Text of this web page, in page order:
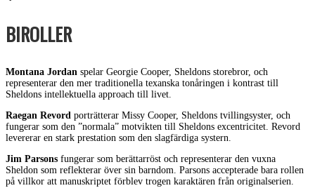
BIROLLER
Montana Jordan spelar Georgie Cooper, Sheldons storebror, och
representerar den mer traditionella texanska tonåringen i kontrast till
Sheldons intellektuella approach till livet.
Raegan Revord porträtterar Missy Cooper, Sheldons tvillingsyster, och
fungerar som den ”normala” motvikten till Sheldons excentricitet. Revord
levererar en stark prestation som den slagfärdiga systern.
Jim Parsons fungerar som berättarröst och representerar den vuxna
Sheldon som reflekterar över sin barndom. Parsons accepterade bara rollen
på villkor att manuskriptet förblev trogen karaktären från originalserien.